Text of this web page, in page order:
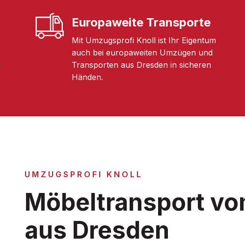
Europaweite Transporte
Mit Umzugsprofi Knoll ist Ihr Eigentum
auch bei europaweiten Umzügen und
Transporten aus Dresden in sicheren
Händen.
UMZUGSPROFI KNOLL
Möbeltransport
aus Dresden